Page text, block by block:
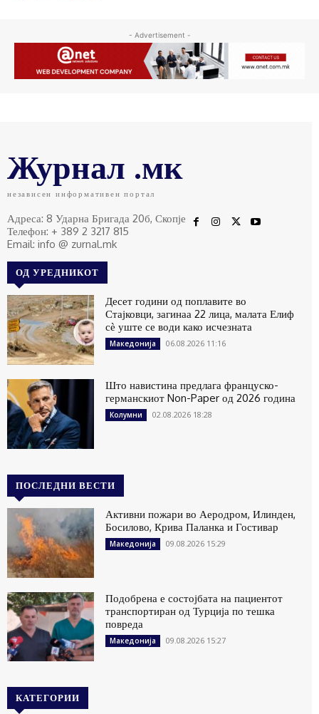
- Advertisement -
Журнал .мк
независен информативен портал
Адреса: 8 Ударна Бригада 20б, Скопје
Телефон: + 389 2 3217 815
Email: info @ zurnal.mk
ОД УРЕДНИКОТ
Десет години од поплавите во
Стајковци, загинаа 22 лица, малата Елиф
сѐ уште се води како исчезната
Македонија 06.08.2026 11:16
Што навистина предлага француско-
германскиот Non-Paper од 2026 година
Колумни 02.08.2026 18:28
ПОСЛЕДНИ ВЕСТИ
Активни пожари во Аеродром, Илинден,
Босилово, Крива Паланка и Гостивар
Македонија 09.08.2026 15:29
Подобрена е состојбата на пациентот
транспортиран од Турција по тешка
повреда
Македонија 09.08.2026 15:27
КАТЕГОРИИ